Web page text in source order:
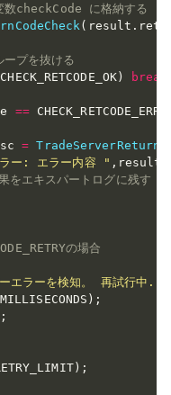
数checkCode に格納する
( result .
プを抜ける
CHECK_RETCODE_OK) break
==
=
ー: エラー内容 " , result
をエキスパートログに残す
の場合
エラーを検知。 再試行中
) ;
;
) ;